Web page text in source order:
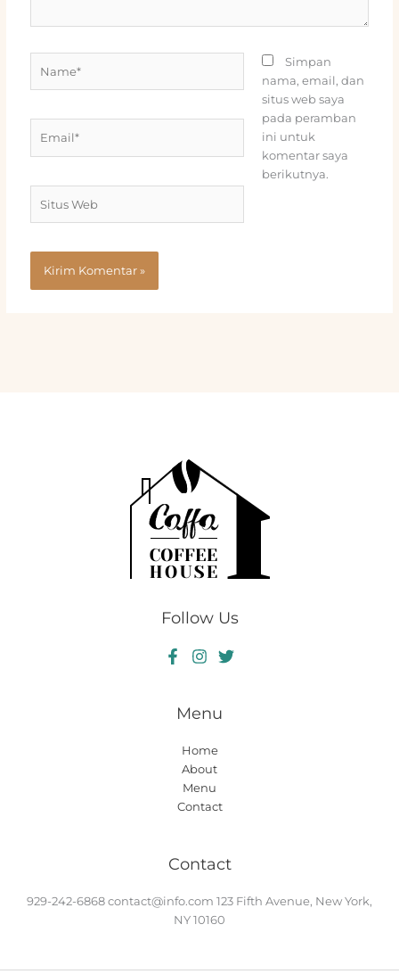
Web
Simpan
nama, email, dan
situs web saya
pada peramban
ini untuk
komentar saya
berikutnya.
Follow Us
Menu
Home
About
Menu
Contact
Contact
929-242-6868 contact@info.com 123 Fifth Avenue, New York,
NY 10160